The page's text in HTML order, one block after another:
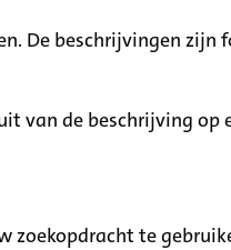
De beschrijvingen zijn
van de beschrijving op
zoekopdracht te